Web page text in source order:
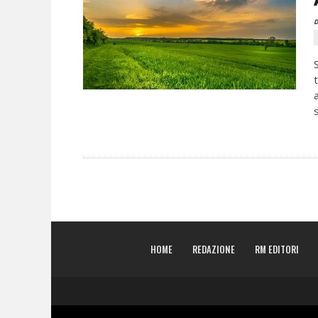
HOME REDAZIONE RM EDITORI